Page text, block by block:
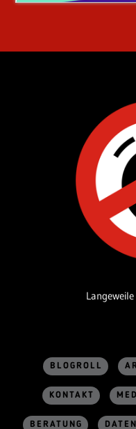
BLOGROLL
KONTAKT
BERATUNG